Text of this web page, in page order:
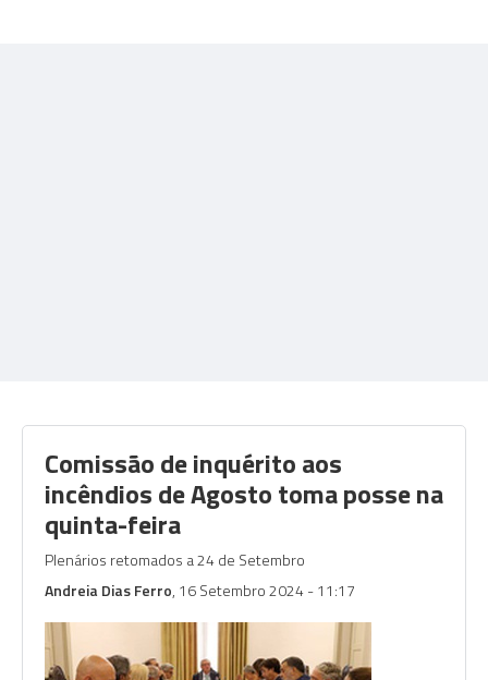
Comissão de inquérito aos
incêndios de Agosto toma posse na
quinta-feira
Plenários retomados a 24 de Setembro
Andreia Dias Ferro, 16 Setembro 2024 - 11:17